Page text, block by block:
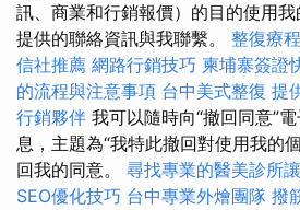
訊、商業和行銷報價）的目的使用
提供的聯絡資訊與我聯繫。 整復療
信社推薦 網路行銷技巧 柬埔寨簽證
的流程與注意事項 台中美式整復 提
行銷夥伴 我可以隨時向“撤回同意”
息，主題為“我特此撤回對使用我的
回我的同意。 尋找專業的醫美診所
SEO優化技巧 台中專業外燴團隊 撥